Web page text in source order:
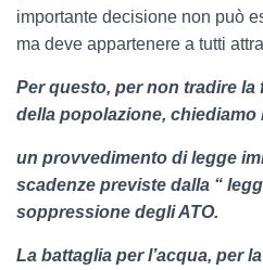
importante decisione non può
ma deve appartenere a tutti
Per questo, per non tradire la
della popolazione, chiediamo
un provvedimento di legge
scadenze previste dalla “
soppressione degli ATO.
La battaglia per l’acqua, per